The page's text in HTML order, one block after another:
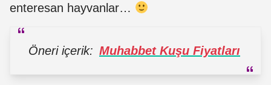
enteresan hayvanlar…
Öneri içerik: Muhabbet Kuşu Fiyatları